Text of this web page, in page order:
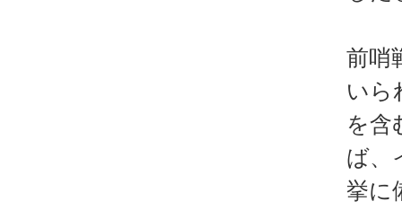
前哨
いら
を含
ば、
挙に